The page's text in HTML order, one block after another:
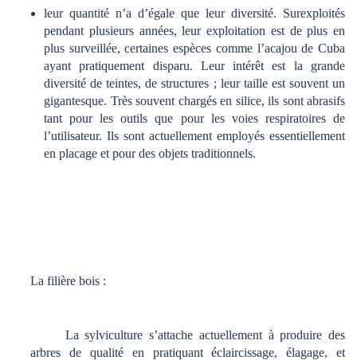
leur quantité n’a d’égale que leur diversité. Surexploités
pendant plusieurs années, leur exploitation est de plus en
plus surveillée, certaines espèces comme l’acajou de Cuba
ayant pratiquement disparu. Leur intérêt est la grande
diversité de teintes, de structures ; leur taille est souvent un
gigantesque. Très souvent chargés en silice, ils sont abrasifs
tant pour les outils que pour les voies respiratoires de
l’utilisateur. Ils sont actuellement employés essentiellement
en placage et pour des objets traditionnels.
La filière bois :
La sylviculture s’attache actuellement à produire des
arbres de qualité en pratiquant éclaircissage, élagage, et